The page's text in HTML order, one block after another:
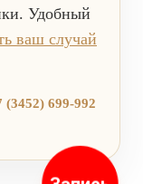
Удобный
ваш случай
(3452) 699-992